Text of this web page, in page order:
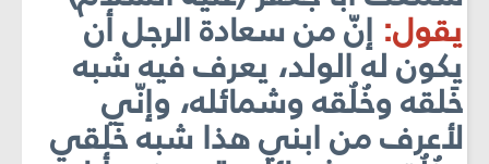
يقول: إنّ من سعادة الرجل أن
يكون له الولد، يعرف فيه شبه
خَلقه وخُلُقه وشمائله، وإنّي
لأعرف من ابني هذا شبه خَلقي